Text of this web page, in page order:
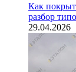
Как
разбор
29.04.2026